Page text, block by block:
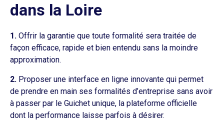
dans la Loire
1. Offrir la garantie que toute formalité sera traitée de
façon efficace, rapide et bien entendu sans la moindre
approximation.
2. Proposer une interface en ligne innovante qui permet
de prendre en main ses formalités d’entreprise sans avoir
à passer par le Guichet unique, la plateforme officielle
dont la performance laisse parfois à désirer.